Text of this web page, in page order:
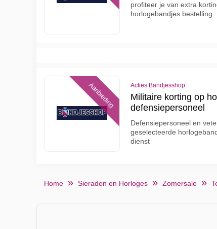
profiteer je van extra
horlogebandjes bestelling
Aanbieding Acties Bandjesshop
Militaire korting op
defensiepersoneel
Defensiepersoneel en
geselecteerde
dienst
Home Sieraden en Horloges Zomersale